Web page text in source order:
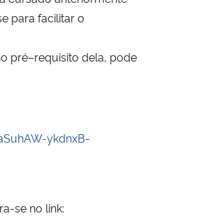
para facilitar o
pré–requisito dela, pode
ykdnxB-
se no link: